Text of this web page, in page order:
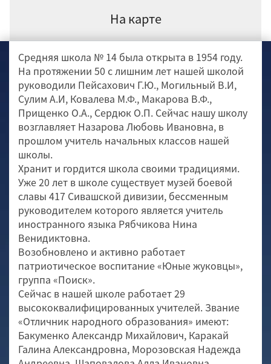
На карте
Средняя школа № 14 была открыта в 1954 году.
На протяжении 50 с лишним лет нашей школой
руководили Пейсахович Г.Ю., Могильный В.И,
Сулим А.И, Ковалева М.Ф., Макарова В.Ф.,
Прищенко О.А., Сердюк О.П. Сейчас нашу школу
возглавляет Назарова Любовь Ивановна, в
прошлом учитель начальных классов нашей
школы.
Хранит и гордится школа своими традициями.
Уже 20 лет в школе существует музей боевой
славы 417 Сивашской дивизии, бессменным
руководителем которого является учитель
иностранного языка Рябчикова Нина
Венидиктовна.
Возобновлено и активно работает
патриотическое воспитание «Юные жуковцы»,
группа «Поиск».
Сейчас в нашей школе работает 29
высококвалифицированных учителей. Звание
«Отличник народного образования» имеют:
Бакуменко Александр Михайлович, Каракай
Галина Александровна, Морозовская Надежда